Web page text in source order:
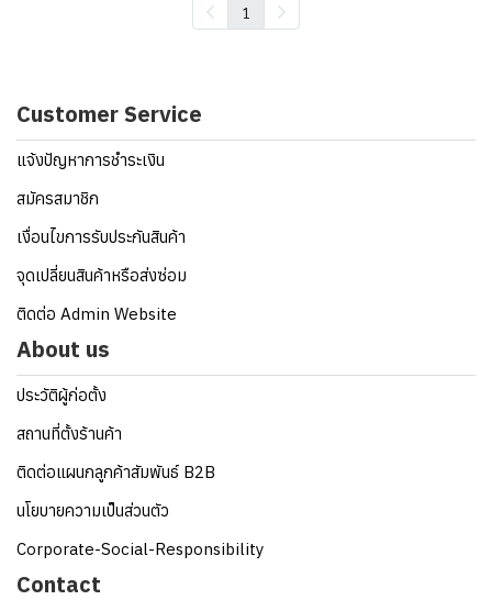
1
Customer Service
แจ้งปัญหาการชำระเงิน
สมัครสมาชิก
เงื่อนไขการรับประกันสินค้า
จุดเปลี่ยนสินค้าหรือส่งซ่อม
ติดต่อ Admin Website
About us
ประวัติผู้ก่อตั้ง
สถานที่ตั้งร้านค้า
ติดต่อแผนกลูกค้าสัมพันธ์ B2B
นโยบายความเป็นส่วนตัว
Corporate-Social-Responsibility
Contact